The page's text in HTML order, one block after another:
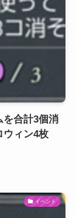
を合計3個消
ウィン4枚
イベント